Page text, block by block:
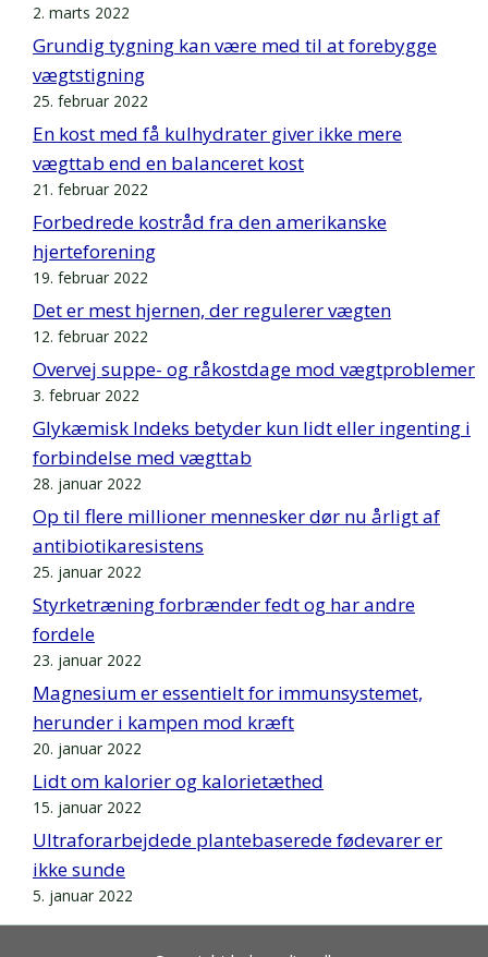
2. marts 2022
Grundig tygning kan være med til at forebygge
vægtstigning
25. februar 2022
En kost med få kulhydrater giver ikke mere
vægttab end en balanceret kost
21. februar 2022
Forbedrede kostråd fra den amerikanske
hjerteforening
19. februar 2022
Det er mest hjernen, der regulerer vægten
12. februar 2022
Overvej suppe- og råkostdage mod vægtproblemer
3. februar 2022
Glykæmisk Indeks betyder kun lidt eller ingenting i
forbindelse med vægttab
28. januar 2022
Op til flere millioner mennesker dør nu årligt af
antibiotikaresistens
25. januar 2022
Styrketræning forbrænder fedt og har andre
fordele
23. januar 2022
Magnesium er essentielt for immunsystemet,
herunder i kampen mod kræft
20. januar 2022
Lidt om kalorier og kalorietæthed
15. januar 2022
Ultraforarbejdede plantebaserede fødevarer er
ikke sunde
5. januar 2022